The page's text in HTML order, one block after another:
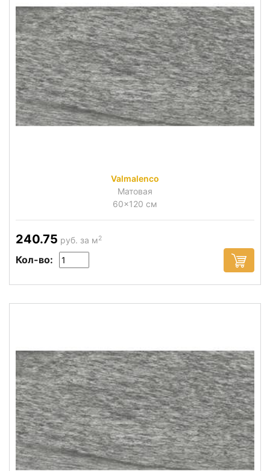
Valmalenco
Матовая
60x120 см
240.75 руб. за м2
Кол-во: